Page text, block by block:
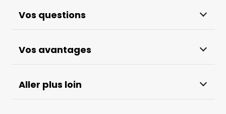
Vos questions
Vos avantages
Aller plus loin